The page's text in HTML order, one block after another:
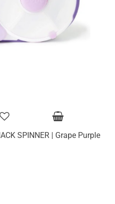
SPINNER | Grape Purple